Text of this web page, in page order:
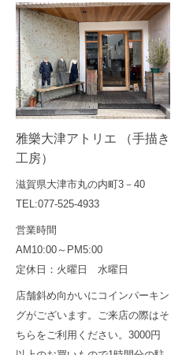
雅樂大津アトリエ （手描き
工房）
滋賀県大津市丸の内町3－40
TEL:077-525-4933
営業時間
AM10:00～PM5:00
定休日：火曜日 水曜日
店舗斜め向かいにコインパーキン
グがございます。ご来店の際はそ
ちらをご利用ください。3000円